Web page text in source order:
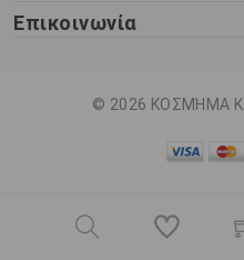
Επικοινωνία
© 2026 ΚΟΣΜΗΜΑ